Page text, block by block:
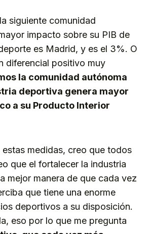
siguiente comunidad
impacto sobre su PIB de
es Madrid, y es el 3%. O
diferencial positivo muy
la comunidad autónoma
deportiva genera mayor
a su Producto Interior
medidas, creo que todos
que el fortalecer la industria
mejor manera de que cada vez
que tiene una enorme
deportivos a su disposición.
eso por lo que me pregunta